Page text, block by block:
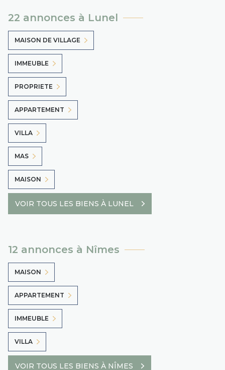
22 annonces à Lunel
MAISON DE VILLAGE
IMMEUBLE
PROPRIETE
APPARTEMENT
VILLA
MAS
MAISON
VOIR TOUS LES BIENS À LUNEL
12 annonces à Nîmes
MAISON
APPARTEMENT
IMMEUBLE
VILLA
VOIR TOUS LES BIENS À NÎMES